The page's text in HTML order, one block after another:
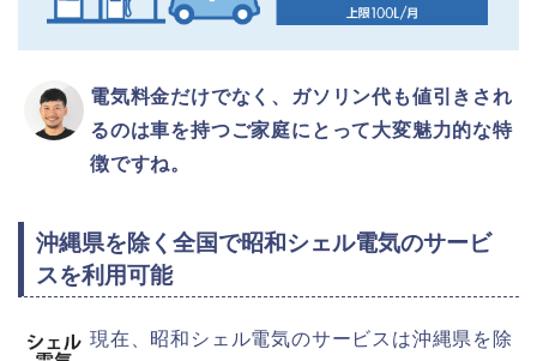
電気料金だけでなく、ガソリン代も値引きされ
るのは車を持つご家庭にとって大変魅力的な特
徴ですね。
沖縄県を除く全国で昭和シェル電気のサービ
スを利用可能
現在、昭和シェル電気のサービスは沖縄県を除